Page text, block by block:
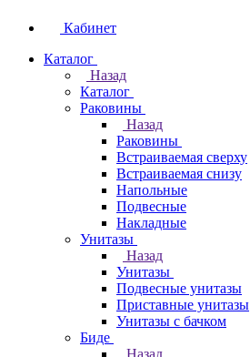
Кабинет
Каталог
Назад
Каталог
Раковины
Назад
Раковины
Встраиваемая сверху
Встраиваемая снизу
Напольные
Подвесные
Накладные
Унитазы
Назад
Унитазы
Подвесные унитазы
Приставные унитазы
Унитазы с бачком
Биде
Назад